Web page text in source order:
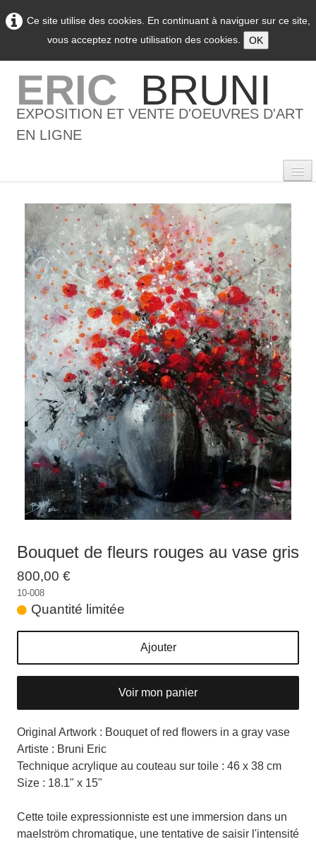
Ce site utilise des cookies. En continuant à naviguer sur ce site,
vous acceptez notre utilisation des cookies.
OK
ERIC BRUNI
EXPOSITION ET VENTE D'OEUVRES D'ART
EN LIGNE
Accueil
L'artiste▼
Galeries▼
Vente▼
Boutique
Contact
Newsletter
BLOG
Français
Bouquet de fleurs rouges au vase gris
800,00 €
10-008
Quantité limitée
Ajouter
Voir mon panier
Original Artwork : Bouquet of red flowers in a gray vase
Artiste : Bruni Eric
Technique acrylique au couteau sur toile : 46 x 38 cm
Size : 18.1" x 15"
Cette toile expressionniste est une immersion dans un
maelström chromatique, une tentative de saisir l'intensité